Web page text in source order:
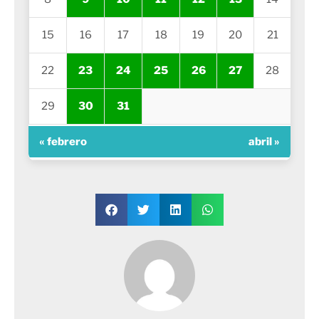
15 16 17 18 19 20 21
22 23 24 25 26 27 28
29 30 31
« febrero abril »